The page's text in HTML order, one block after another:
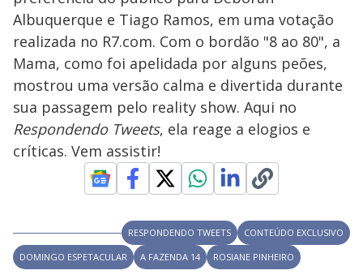
y
V
i
d
e
s
M
u
d
Albuquerque e Tiago Ramos, em uma votação
realizada no R7.com. Com o bordão "8 ao 80", a
Mama, como foi apelidada por alguns peões,
mostrou uma versão calma e divertida durante
sua passagem pelo reality show. Aqui no
Respondendo Tweets, ela reage a elogios e
críticas. Vem assistir!
RESPONDENDO TWEETS
CONTEÚDO EXCLUSIVO
DOMINGO ESPETACULAR
A FAZENDA 14 ROSIANE PINHEIRO